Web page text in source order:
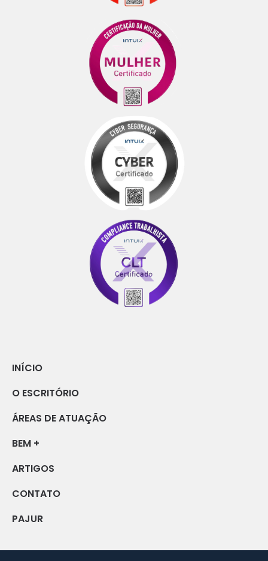
INÍCIO
O ESCRITÓRIO
ÁREAS DE ATUAÇÃO
BEM +
ARTIGOS
CONTATO
PAJUR